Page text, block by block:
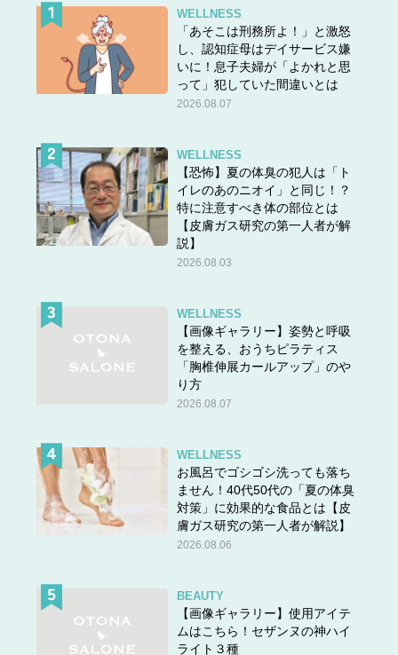
WELLNESS
「あそこは刑務所よ！」と激怒
し、認知症母はデイサービス嫌
いに！息子夫婦が「よかれと思
って」犯していた間違いとは
2026.08.07
WELLNESS
【恐怖】夏の体臭の犯人は「ト
イレのあのニオイ」と同じ！？
特に注意すべき体の部位とは
【皮膚ガス研究の第一人者が解
説】
2026.08.03
WELLNESS
【画像ギャラリー】姿勢と呼吸
を整える、おうちピラティス
「胸椎伸展カールアップ」のや
り方
2026.08.07
WELLNESS
お風呂でゴシゴシ洗っても落ち
ません！40代50代の「夏の体臭
対策」に効果的な食品とは【皮
膚ガス研究の第一人者が解説】
2026.08.06
BEAUTY
【画像ギャラリー】使用アイテ
ムはこちら！セザンヌの神ハイ
ライト３種